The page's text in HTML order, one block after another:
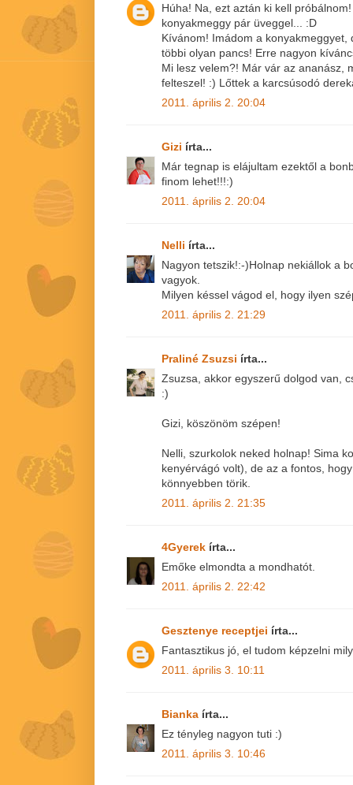
Húha! Na, ezt aztán ki kell
konyakmeggy pár üveggel... :D
Kívánom! Imádom a
többi olyan pancs! Erre nagyon
Mi lesz velem?! Már vár az ananász,
felteszel! :) Lőttek a karcsúsodó
2011. április 2. 20:04
Gizi írta...
Már tegnap is elájultam ezektől a
finom lehet!!!:)
2011. április 2. 20:04
Nelli írta...
Nagyon tetszik!:-)Holnap nekiállok a
vagyok.
Milyen késsel vágod el, hogy ilyen
2011. április 2. 21:29
Praliné Zsuzsi írta...
Zsuzsa, akkor egyszerű dolgod van,
:)
Gizi, köszönöm szépen!
Nelli, szurkolok neked holnap! Sima
kenyérvágó volt), de az a fontos,
könnyebben törik.
2011. április 2. 21:35
4Gyerek írta...
Emőke elmondta a mondhatót.
2011. április 2. 22:42
Gesztenye receptjei írta...
Fantasztikus jó, el tudom képzelni
2011. április 3. 10:11
Bianka írta...
Ez tényleg nagyon tuti :)
2011. április 3. 10:46